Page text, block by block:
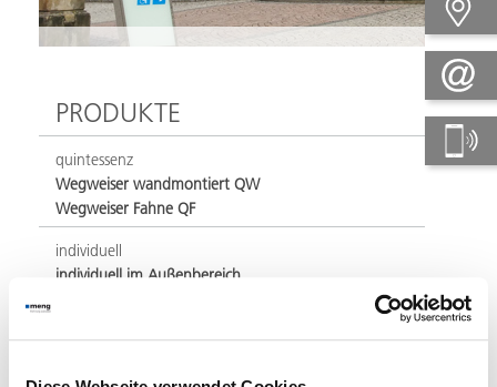
PRODUKTE
quintessenz
Wegweiser wandmontiert QW
Wegweiser Fahne QF
individuell
individuell im Außenbereich
flächig beleuchtete Info-Elemente